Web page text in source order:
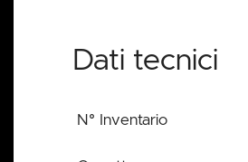
Ritratto di
Dati tecnici
N° Inventario